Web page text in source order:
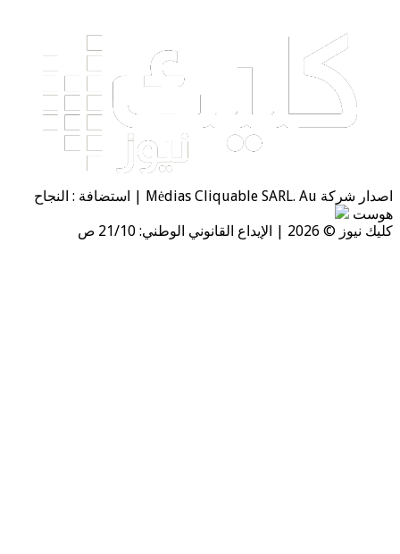
اصدار شركة Mėdias Cliquable SARL. Au | استضافة : النجاح
القانوني الوطني: 21/10 ص